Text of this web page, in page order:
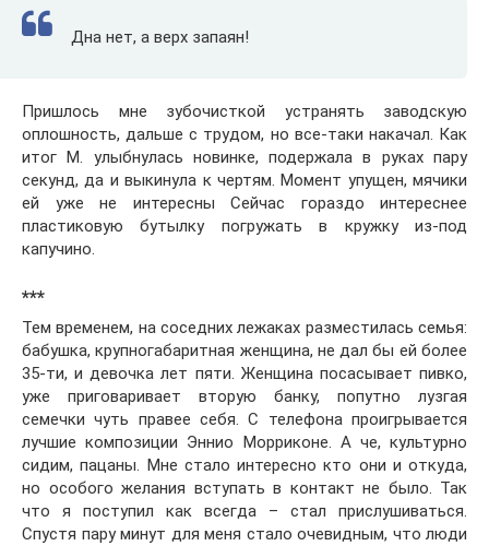
Дна нет, а верх запаян!
Пришлось мне зубочисткой устранять заводскую
оплошность, дальше с трудом, но все-таки накачал. Как
итог М. улыбнулась новинке, подержала в руках пару
секунд, да и выкинула к чертям. Момент упущен, мячики
ей уже не интересны Сейчас гораздо интереснее
пластиковую бутылку погружать в кружку из-под
капучино.
***
Тем временем, на соседних лежаках разместилась семья:
бабушка, крупногабаритная женщина, не дал бы ей более
35-ти, и девочка лет пяти. Женщина посасывает пивко,
уже приговаривает вторую банку, попутно лузгая
семечки чуть правее себя. С телефона проигрывается
лучшие композиции Эннио Морриконе. А че, культурно
сидим, пацаны. Мне стало интересно кто они и откуда,
но особого желания вступать в контакт не было. Так
что я поступил как всегда – стал прислушиваться.
Спустя пару минут для меня стало очевидным, что люди